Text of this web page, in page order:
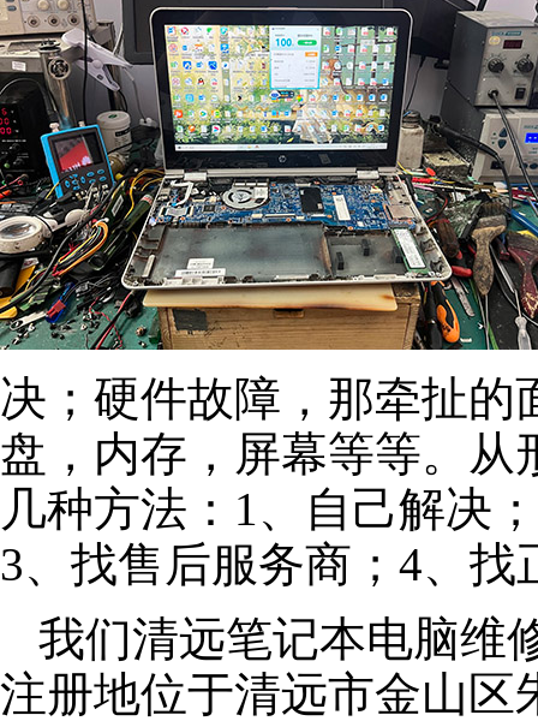
决；硬件故障，那牵扯的
盘，内存，屏幕等等。从
几种方法：1、自己解决
3、找售后服务商；4、找
我们清远笔记本电脑维
注册地位于清远市金山区